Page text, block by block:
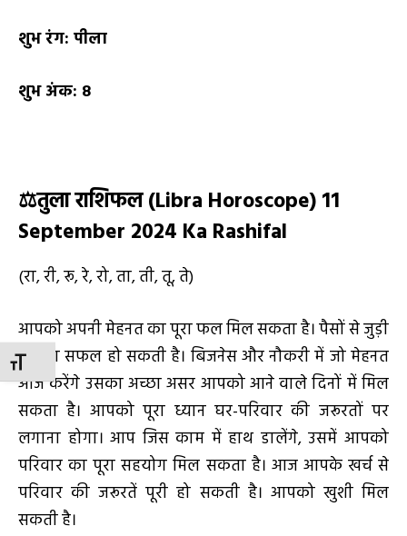
TOGGLE FONT SIZE
शुभ रंग: पीला
शुभ अंक: 8
⚖️तुला राशिफल (Libra Horoscope) 11
September 2024 Ka Rashifal
(रा, री, रू, रे, रो, ता, ती, तू, ते)
आपको अपनी मेहनत का पूरा फल मिल सकता है। पैसों से जुड़ी
योजना सफल हो सकती है। बिजनेस और नौकरी में जो मेहनत
आज करेंगे उसका अच्छा असर आपको आने वाले दिनों में मिल
सकता है। आपको पूरा ध्यान घर-परिवार की जरूरतों पर
लगाना होगा। आप जिस काम में हाथ डालेंगे, उसमें आपको
परिवार का पूरा सहयोग मिल सकता है। आज आपके खर्च से
परिवार की जरूरतें पूरी हो सकती है। आपको खुशी मिल
सकती है।